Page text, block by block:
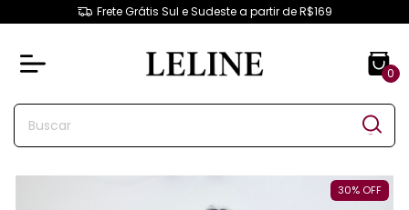
Frete Grátis Sul e Sudeste a partir de R$169
0
30% OFF